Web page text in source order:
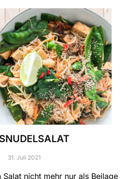
31. Juli 2021
nicht mehr nur als Beilage